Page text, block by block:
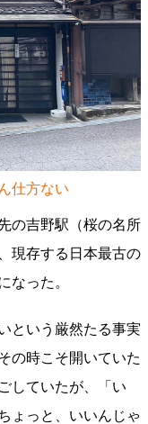
仕方ない
の吉野駅（桜の名所
現存する日本最古の
なった。
という厳然たる事実
の時こそ開いていた
していたが、「い
ょっと、いいんじゃ